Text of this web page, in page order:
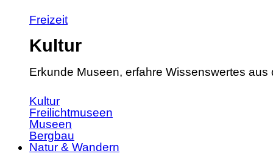
Freizeit
Kultur
Erkunde Museen, erfahre Wissenswertes
Kultur
Freilichtmuseen
Museen
Bergbau
Natur & Wandern